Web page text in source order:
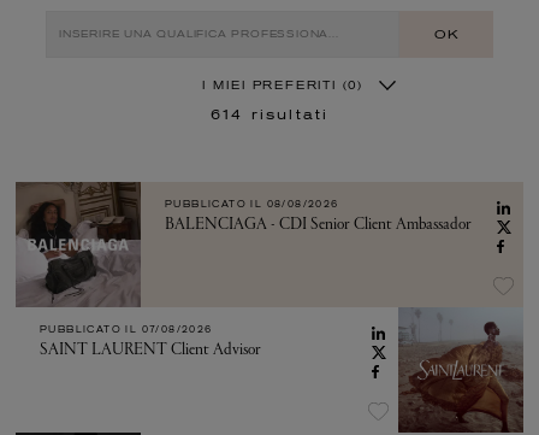
OK
I MIEI PREFERITI (0)
614 risultati
PUBBLICATO IL 08/08/2026
BALENCIAGA - CDI Senior Client Ambassador
PUBBLICATO IL 07/08/2026
SAINT LAURENT Client Advisor